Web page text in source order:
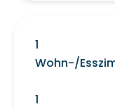
1
Wohn-/
1